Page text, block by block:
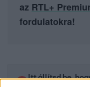
az RTL+
fordulatokra!
Itt állítsd be,